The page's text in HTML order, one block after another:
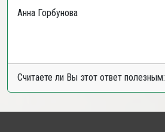
Анна Горбунова
Считаете ли Вы этот ответ полезным: